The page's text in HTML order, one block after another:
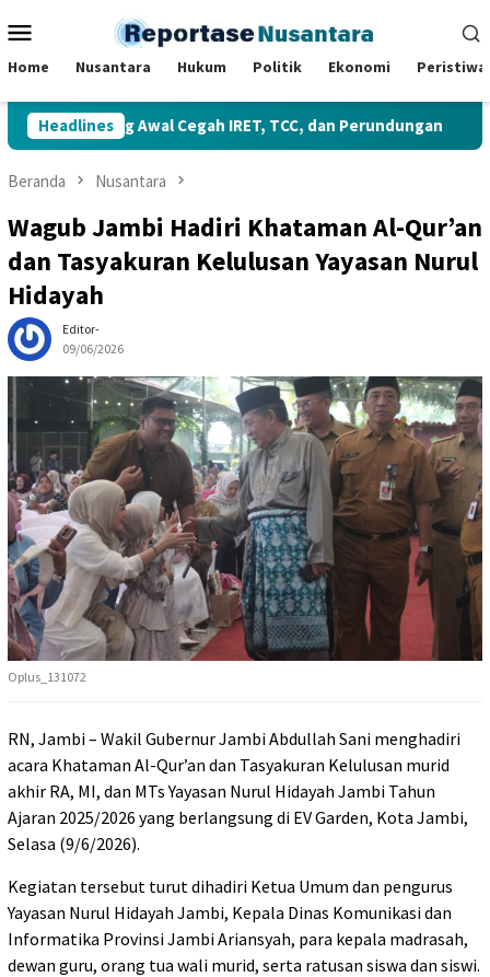
ke
Mobile
Home Nusantara Hukum Politik Ekonomi Peristiwa
Headlines
Benteng Awal Cegah IRET, TCC, dan Perundungan
Beranda Nusantara
Wagub Jambi Hadiri Khataman Al-Qur’an
dan Tasyakuran Kelulusan Yayasan Nurul
Hidayah
Editor-
09/06/2026
Oplus_131072
RN, Jambi – Wakil Gubernur Jambi Abdullah Sani menghadiri
acara Khataman Al-Qur’an dan Tasyakuran Kelulusan murid
akhir RA, MI, dan MTs Yayasan Nurul Hidayah Jambi Tahun
Ajaran 2025/2026 yang berlangsung di EV Garden, Kota Jambi,
Selasa (9/6/2026).
Kegiatan tersebut turut dihadiri Ketua Umum dan pengurus
Yayasan Nurul Hidayah Jambi, Kepala Dinas Komunikasi dan
Informatika Provinsi Jambi Ariansyah, para kepala madrasah,
dewan guru, orang tua wali murid, serta ratusan siswa dan siswi.